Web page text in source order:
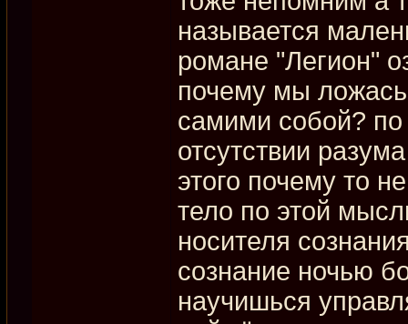
называется
романе "Легион"
почему мы
самими собой?
отсутствии
этого почему то
тело по этой
носителя
сознание ночью
научишься